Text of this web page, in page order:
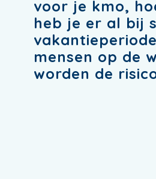
voor je kmo,
heb je er al bij
mensen op de
worden de